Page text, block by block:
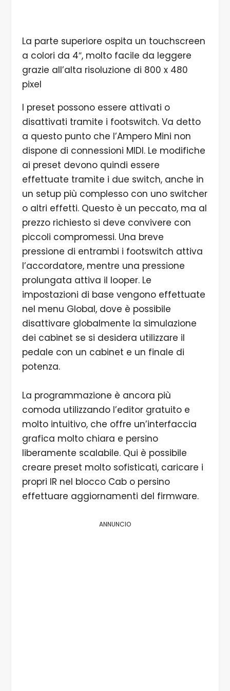
La parte superiore ospita un touchscreen
a colori da 4″, molto facile da leggere
grazie all’alta risoluzione di 800 x 480
pixel
I preset possono essere attivati o
disattivati tramite i footswitch. Va detto
a questo punto che l’Ampero Mini non
dispone di connessioni MIDI. Le modifiche
ai preset devono quindi essere
effettuate tramite i due switch, anche in
un setup più complesso con uno switcher
o altri effetti. Questo è un peccato, ma al
prezzo richiesto si deve convivere con
piccoli compromessi. Una breve
pressione di entrambi i footswitch attiva
l’accordatore, mentre una pressione
prolungata attiva il looper. Le
impostazioni di base vengono effettuate
nel menu Global, dove è possibile
disattivare globalmente la simulazione
dei cabinet se si desidera utilizzare il
pedale con un cabinet e un finale di
potenza.
La programmazione è ancora più
comoda utilizzando l’editor gratuito e
molto intuitivo, che offre un’interfaccia
grafica molto chiara e persino
liberamente scalabile. Qui è possibile
creare preset molto sofisticati, caricare i
propri IR nel blocco Cab o persino
effettuare aggiornamenti del firmware.
ANNUNCIO